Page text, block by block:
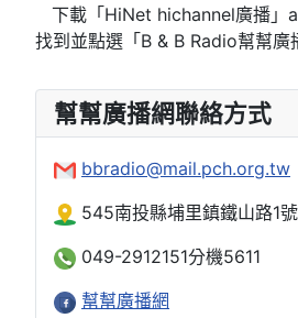
下載「HiNet hichannel廣播」
找到並點選「B & B Radio幫幫廣
幫幫廣播網聯絡方式
bbradio@mail.pch.org.tw
545南投縣埔里鎮鐵山路1號
049-2912151分機5611
幫幫廣播網